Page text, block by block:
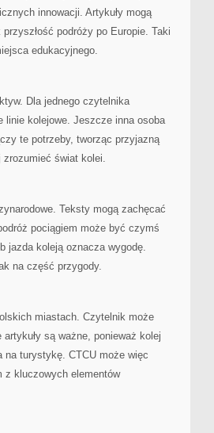
innowacji. Artykuły mogą
podróży po Europie. Taki
edukacyjnego.
Dla jednego czytelnika
linie kolejowe. Jeszcze inna osoba
te potrzeby, tworząc przyjazną
świat kolei.
Teksty mogą zachęcać
pociągiem może być czymś
jazda koleją oznacza wygodę.
na część przygody.
miastach. Czytelnik może
są ważne, ponieważ kolej
na turystykę. CTCU może więc
z kluczowych elementów